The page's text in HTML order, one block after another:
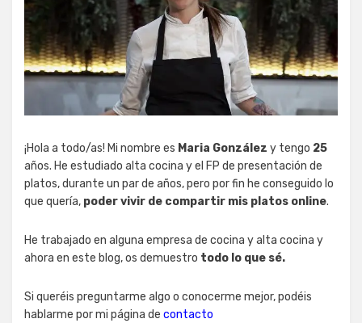
¡Hola a todo/as! Mi nombre es Maria González y tengo 25
años. He estudiado alta cocina y el FP de presentación de
platos, durante un par de años, pero por fin he conseguido lo
que quería, poder vivir de compartir mis platos online.
He trabajado en alguna empresa de cocina y alta cocina y
ahora en este blog, os demuestro todo lo que sé.
Si queréis preguntarme algo o conocerme mejor, podéis
hablarme por mi página de contacto